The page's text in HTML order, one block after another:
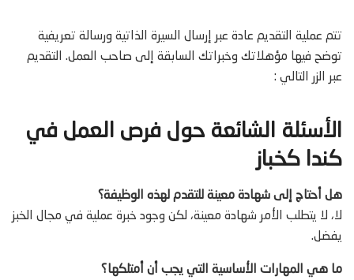
تتم عملية التقديم عادة عبر إرسال السيرة الذاتية ورسالة تعريفية
توضح فيها مؤهلاتك وخبراتك السابقة إلى صاحب العمل. التقديم
عبر الزر التالي :
الأسئلة الشائعة حول فرص العمل في
كندا كخباز
هل أحتاج إلى شهادة معينة للتقدم لهذه الوظيفة؟
لا، لا يتطلب الأمر شهادة معينة، لكن وجود خبرة عملية في مجال الخبز
يفضل.
ما هي المهارات الأساسية التي يجب أن أمتلكها؟